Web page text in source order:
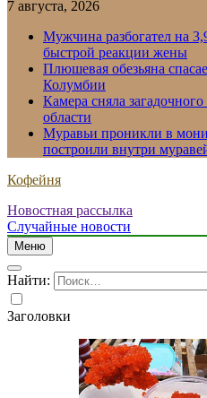
7 августа, 2026
Мужчина разбогател на
быстрой реакции жены
Плюшевая обезьяна
Колумбии
Камера сняла
области
Муравьи проникли в
построили внутри
Кофейня
Новостная рассылка
Случайные новости
Меню
Найти:
Заголовки